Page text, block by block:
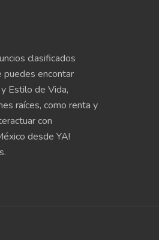
clasificados
puedes encontar
Estilo de Vida,
raíces, como renta y
con
desde YA!